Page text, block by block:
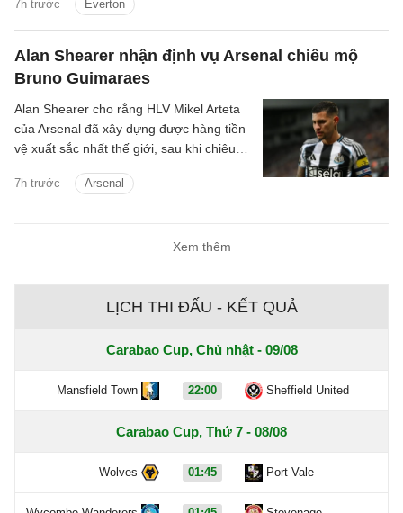
7h trước Everton
Alan Shearer nhận định vụ Arsenal chiêu mộ
Bruno Guimaraes
7h trước Arsenal
Alan Shearer cho rằng HLV Mikel Arteta
của Arsenal đã xây dựng được hàng tiền
vệ xuất sắc nhất thế giới, sau khi chiêu
Xem thêm
LỊCH THI ĐẤU - KẾT QUẢ
Carabao Cup, Chủ nhật - 09/08
Mansfield Town 22:00 Sheffield United
Carabao Cup, Thứ 7 - 08/08
Wolves 01:45 Port Vale